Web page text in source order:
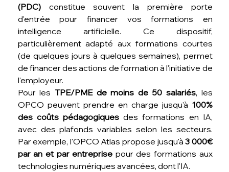
(PDC) constitue souvent la première porte
d'entrée pour financer vos formations en
intelligence artificielle. Ce dispositif,
particulièrement adapté aux formations courtes
(de quelques jours à quelques semaines), permet
de financer des actions de formation à l'initiative de
l'employeur.
Pour les TPE/PME de moins de 50 salariés, les
OPCO peuvent prendre en charge jusqu'à 100%
des coûts pédagogiques des formations en IA,
avec des plafonds variables selon les secteurs.
Par exemple, l'OPCO Atlas propose jusqu'à 3 000€
par an et par entreprise pour des formations aux
technologies numériques avancées, dont l'IA.